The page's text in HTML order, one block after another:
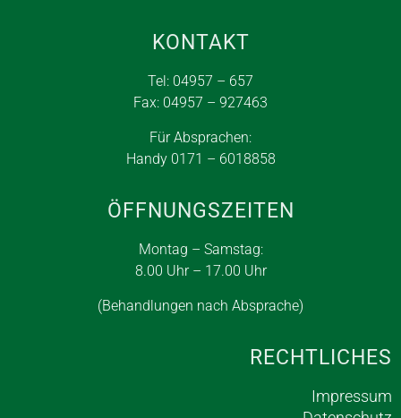
KONTAKT
Tel: 04957 – 657
Fax: 04957 – 927463
Für Absprachen:
Handy 0171 – 6018858
ÖFFNUNGSZEITEN
Montag – Samstag:
8.00 Uhr – 17.00 Uhr
(Behandlungen nach Absprache)
RECHTLICHES
Impressum